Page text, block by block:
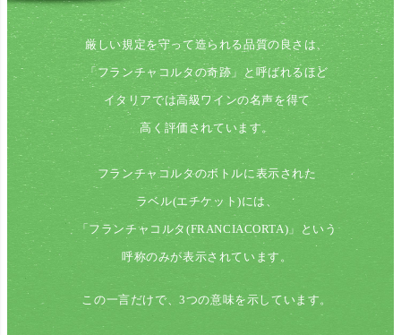
厳しい規定を守って造られる品質の良さは、
「フランチャコルタの奇跡」と呼ばれるほど
イタリアでは高級ワインの名声を得て
高く評価されています。
フランチャコルタのボトルに表示された
ラベル(エチケット)には、
「フランチャコルタ(FRANCIACORTA)」という
呼称のみが表示されています。
この一言だけで、3つの意味を示しています。